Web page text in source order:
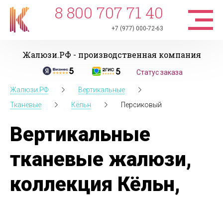
8 800 707 71 40
+7 (977) 000-72-63
Жалюзи.РФ - производственная компания
Статус заказа
Жалюзи.РФ
Вертикальные
Тканевые
Кёльн Персиковый
Вертикальные
тканевые жалюзи,
коллекция Кёльн,